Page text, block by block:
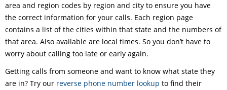
area and region codes by region and city to ensure you have
the correct information for your calls. Each region page
contains a list of the cities within that state and the numbers of
that area. Also available are local times. So you don’t have to
worry about calling too late or early again.
Getting calls from someone and want to know what state they
are in? Try our reverse phone number lookup to find their